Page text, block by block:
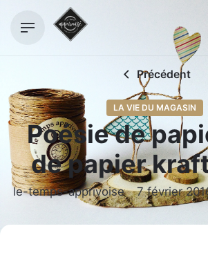
Précédent
LA VIE DU MAGASIN
Poésie de
de papier
le-temps-apprivoise 7 février